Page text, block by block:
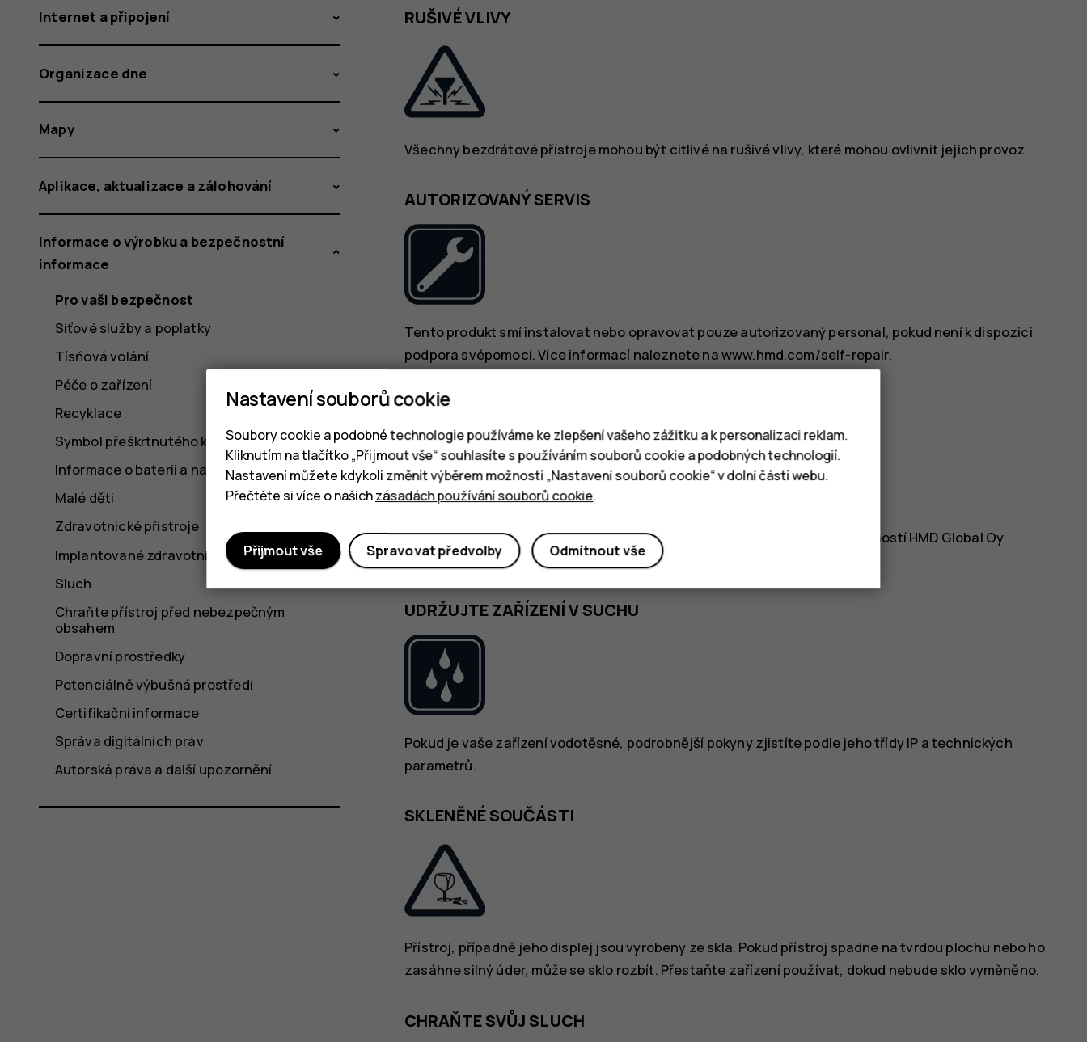
RUŠIVÉ VLIVY
Všechny bezdrátové přístroje mohou být citlivé na rušivé vlivy, které mohou ovlivnit jejich provoz.
AUTORIZOVANÝ SERVIS
Tento produkt smí instalovat nebo opravovat pouze autorizovaný personál, pokud není k dispozici
podpora svépomocí. Více informací naleznete na www.hmd.com/self-repair.
BATERIE, NABÍJEČKY A JINÉ PŘÍSLUŠENSTVÍ
Používejte pouze baterie, nabíječky a jiné příslušenství schválené společností HMD Global Oy
k použití s tímto přístrojem. Nepřipojujte nekompatibilní výrobky.
UDRŽUJTE ZAŘÍZENÍ V SUCHU
Pokud je vaše zařízení vodotěsné, podrobnější pokyny zjistíte podle jeho třídy IP a technických
parametrů.
SKLENĚNÉ SOUČÁSTI
Přístroj, případně jeho displej jsou vyrobeny ze skla. Pokud přístroj spadne na tvrdou plochu nebo ho
zasáhne silný úder, může se sklo rozbít. Přestaňte zařízení používat, dokud nebude sklo vyměněno.
CHRAŇTE SVŮJ SLUCH
Internet a připojení
Organizace dne
Mapy
Aplikace, aktualizace a zálohování
Informace o výrobku a bezpečnostní
informace
Pro vaši bezpečnost
Síťové služby a poplatky
Tísňová volání
Péče o zařízení
Recyklace
Symbol přeškrtnutého kontejneru
Informace o baterii a nabíječce
Malé děti
Zdravotnické přístroje
Implantované zdravotnické přístroje
Sluch
Chraňte přístroj před nebezpečným
obsahem
Dopravní prostředky
Potenciálně výbušná prostředí
Certifikační informace
Správa digitálních práv
Autorská práva a další upozornění
Nastavení souborů cookie
Soubory cookie a podobné technologie používáme ke zlepšení vašeho zážitku a k personalizaci reklam.
Kliknutím na tlačítko „Přijmout vše“ souhlasíte s používáním souborů cookie a podobných technologií.
Nastavení můžete kdykoli změnit výběrem možnosti „Nastavení souborů cookie“ v dolní části webu.
Přečtěte si více o našichzásadách používání souborů cookie.
Odmítnout vše
Spravovat předvolby
Přijmout vše